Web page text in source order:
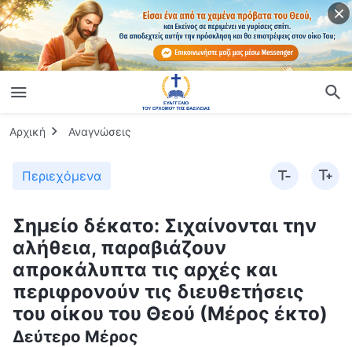
Αρχική Αναγνώσεις
Περιεχόμενα
Σημείο δέκατο: Σιχαίνονται την
αλήθεια, παραβιάζουν
απροκάλυπτα τις αρχές και
περιφρονούν τις διευθετήσεις
του οίκου του Θεού (Μέρος έκτο)
Δεύτερο Μέρος